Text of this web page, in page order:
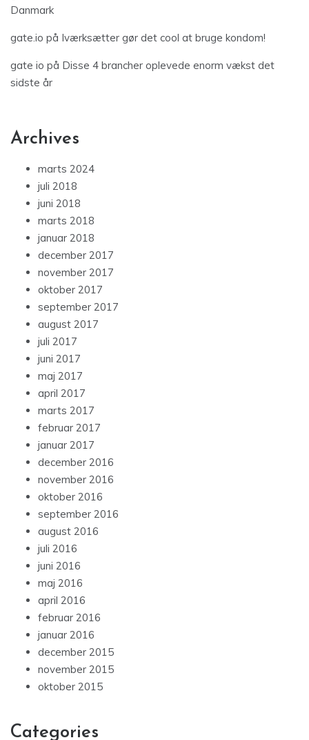
Danmark
gate.io på Iværksætter gør det cool at bruge kondom!
gate io på Disse 4 brancher oplevede enorm vækst det
sidste år
Archives
marts 2024
juli 2018
juni 2018
marts 2018
januar 2018
december 2017
november 2017
oktober 2017
september 2017
august 2017
juli 2017
juni 2017
maj 2017
april 2017
marts 2017
februar 2017
januar 2017
december 2016
november 2016
oktober 2016
september 2016
august 2016
juli 2016
juni 2016
maj 2016
april 2016
februar 2016
januar 2016
december 2015
november 2015
oktober 2015
Categories